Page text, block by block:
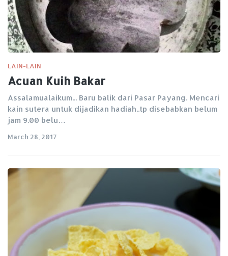
LAIN-LAIN
Acuan Kuih Bakar
Assalamualaikum... Baru balik dari Pasar Payang. Mencari
kain sutera untuk dijadikan hadiah..tp disebabkan belum
jam 9.00 belu…
March 28, 2017